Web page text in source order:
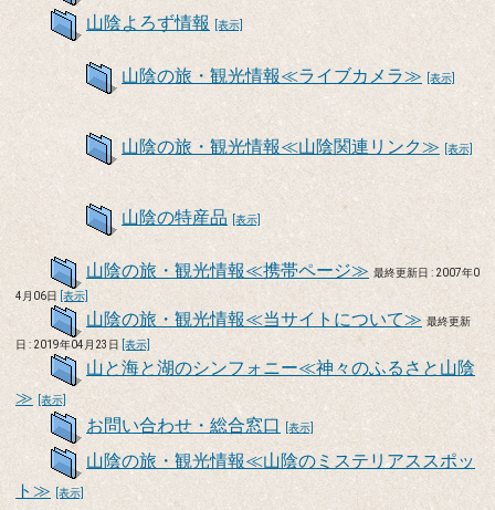
山陰よろず情報 [表示]
山陰の旅・観光情報≪ライブカメラ≫ [表示]
山陰の旅・観光情報≪山陰関連リンク≫ [表示]
山陰の特産品 [表示]
山陰の旅・観光情報≪携帯ページ≫ 最終更新日 : 2007年0
4月06日
[表示]
山陰の旅・観光情報≪当サイトについて≫ 最終更新
日 : 2019年04月23日
[表示]
山と海と湖のシンフォニー≪神々のふるさと山陰
≫
[表示]
お問い合わせ・総合窓口 [表示]
山陰の旅・観光情報≪山陰のミステリアススポッ
ト≫
[表示]